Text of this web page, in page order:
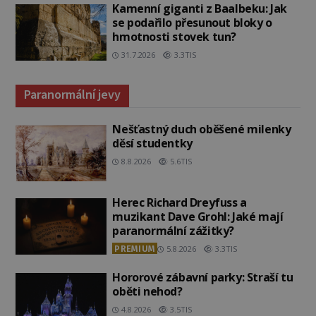
Kamenní giganti z Baalbeku: Jak
se podařilo přesunout bloky o
hmotnosti stovek tun?
31.7.2026 3.3TIS
Paranormální jevy
Nešťastný duch oběšené milenky
děsí studentky
8.8.2026 5.6TIS
Herec Richard Dreyfuss a
muzikant Dave Grohl: Jaké mají
paranormální zážitky?
PREMIUM 5.8.2026 3.3TIS
Hororové zábavní parky: Straší tu
oběti nehod?
4.8.2026 3.5TIS